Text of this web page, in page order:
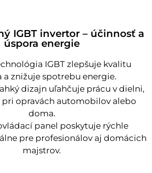
IGBT invertor – účinnosť a
úspora energie
IGBT zlepšuje kvalitu
a znižuje spotrebu energie.
dizajn uľahčuje prácu v dielni,
pri opravách automobilov alebo
doma.
panel poskytuje rýchle
pre profesionálov aj domácich
majstrov.